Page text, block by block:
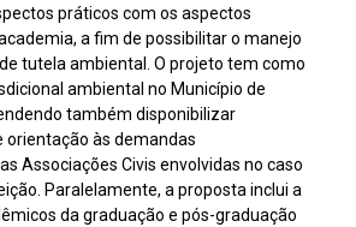
práticos com os aspectos
a fim de possibilitar o manejo
tutela ambiental. O projeto tem como
ambiental no Município de
também disponibilizar
orientação às demandas
Associações Civis envolvidas no caso
Paralelamente, a proposta inclui a
da graduação e pós-graduação